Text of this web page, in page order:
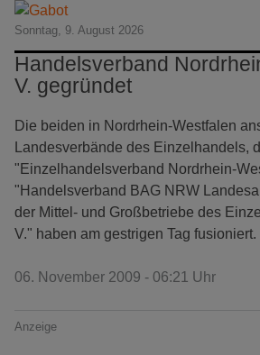
Sonntag, 9. August 2026
Handelsverband
V. gegründet
Die beiden in Nordrhein-Westfalen
Landesverbände des Einzelhandels,
"Einzelhandelsverband Nordrhein-
"Handelsverband BAG NRW
der Mittel- und Großbetriebe des
V." haben am gestrigen Tag fusioniert.
06. November 2009 - 06:21 Uhr
Anzeige